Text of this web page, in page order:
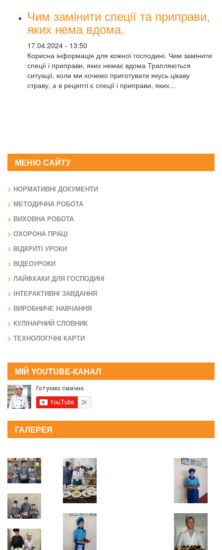
Чим замінити спеції та приправи,
яких нема вдома.
17.04.2024 - 13:50
Корисна інформація для кожної господині. Чим замінити
спеції і приправи, яких немає вдома Трапляються
ситуації, коли ми хочемо приготувати якусь цікаву
страву, а в рецепті є спеції і приправи, яких...
МЕНЮ САЙТУ
НОРМАТИВНІ ДОКУМЕНТИ
МЕТОДИЧНА РОБОТА
ВИХОВНА РОБОТА
ОХОРОНА ПРАЦІ
ВІДКРИТІ УРОКИ
ВІДЕОУРОКИ
ЛАЙФХАКИ ДЛЯ ГОСПОДИНІ
ІНТЕРАКТИВНІ ЗАВДАННЯ
ВИРОБНИЧЕ НАВЧАННЯ
КУЛІНАРНИЙ СЛОВНИК
ТЕХНОЛОГІЧНІ КАРТИ
МІЙ YOUTUBE-КАНАЛ
ГАЛЕРЕЯ